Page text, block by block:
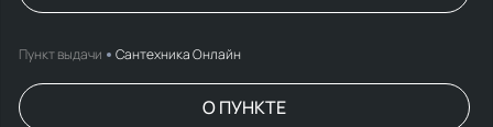
Пункт выдачи Сантехника Онлайн
О ПУНКТЕ